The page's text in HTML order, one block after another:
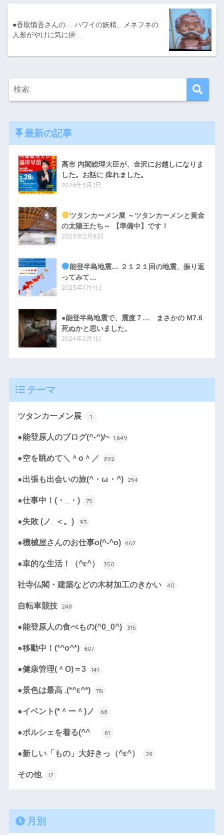
●香取慎吾さんの… ハワイの妖精、メネフネの
人形がやけに気に掛…
最新の記事
高市 内閣総理大臣が、金沢にお越しになりま
した。お話に 痺れました。
2026年3月1日
ツタンカーメン展 ～ツタンカーメンと黄金
の太陽王たち～ 【準備中】です！
2025年2月8日
能登半島地震… ２１２１回の地震、振り返
ってみて…
2025年1月4日
●能登半島地震で、震度７… まさかの M7.6
死ぬかと思いました。
2024年2月1日
テーマ
ツタンカーメン展 1
●能登原人のブログ(^-^)/~ 1,649
●空を眺めて＼＾o＾／ 392
●出張も出会いの旅(^・ω・^) 254
●仕事中！(・_・) 75
●失敗 (ノ_＜。) 93
●機械屋さんのお仕事o(^-^o) 462
●車的な生活！（^ε^） 350
社寺仏閣・建築などの木材加工のきかい 40
自転車競技 248
●能登原人の食べもの(^0_0^) 315
●移動中！(*^o^*) 607
●健康管理(＾O)＝3 141
●景色は最高 .(*^ε^*) 115
●イベント(*＾ー＾)ノ 68
●ポルシェを着る(^^ゞ 81
●新しい「もの」大好きっ（^ε^） 28
その他 12
月別